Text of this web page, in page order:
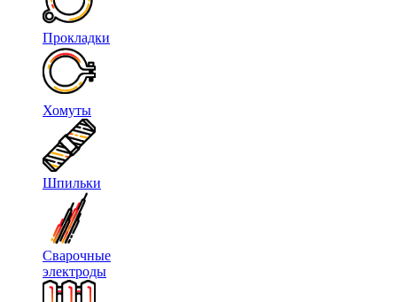
Прокладки
Хомуты
Шпильки
Сварочные
электроды